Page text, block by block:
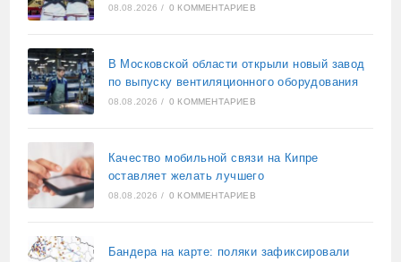
08.08.2026 / 0 КОММЕНТАРИЕВ
В Московской области открыли новый завод
по выпуску вентиляционного оборудования
08.08.2026 / 0 КОММЕНТАРИЕВ
Качество мобильной связи на Кипре
оставляет желать лучшего
08.08.2026 / 0 КОММЕНТАРИЕВ
Бандера на карте: поляки зафиксировали